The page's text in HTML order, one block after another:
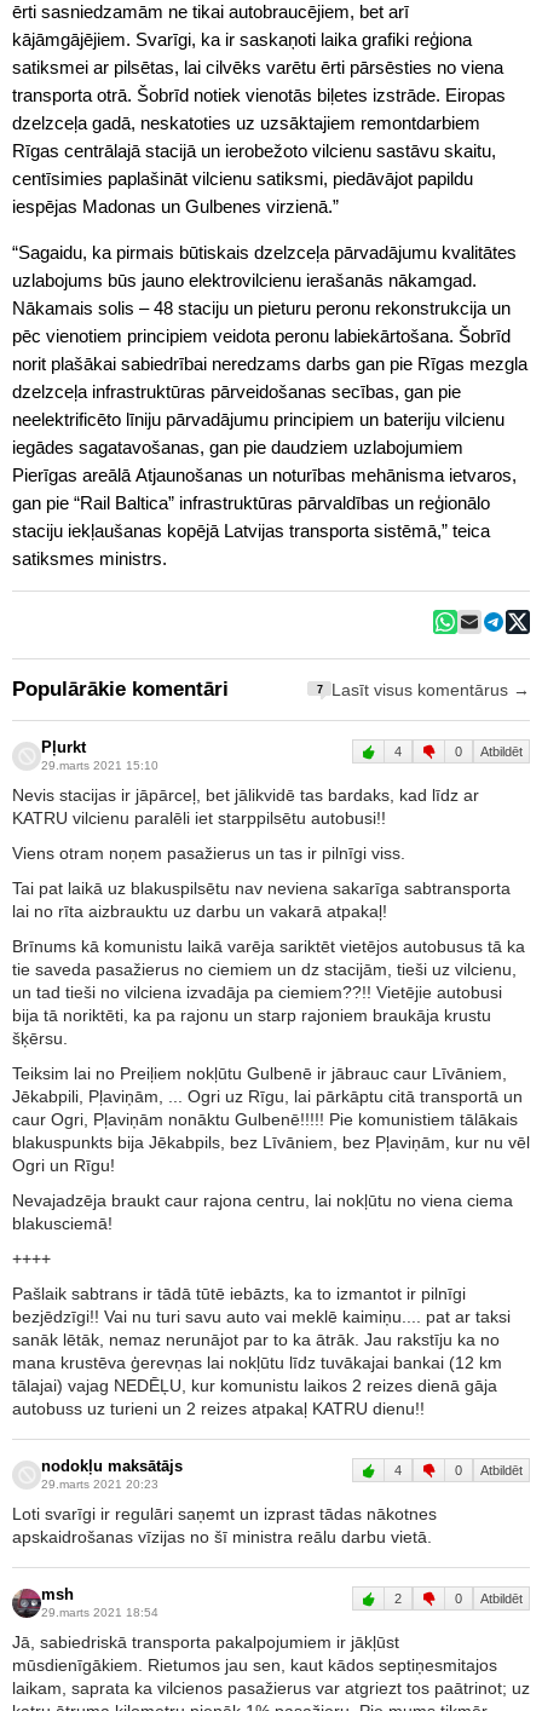
ērti sasniedzamām ne tikai autobraucējiem, bet arī
kājāmgājējiem. Svarīgi, ka ir saskaņoti laika grafiki reģiona
satiksmei ar pilsētas, lai cilvēks varētu ērti pārsēsties no viena
transporta otrā. Šobrīd notiek vienotās biļetes izstrāde. Eiropas
dzelzceļa gadā, neskatoties uz uzsāktajiem remontdarbiem
Rīgas centrālajā stacijā un ierobežoto vilcienu sastāvu skaitu,
centīsimies paplašināt vilcienu satiksmi, piedāvājot papildu
iespējas Madonas un Gulbenes virzienā.”
“Sagaidu, ka pirmais būtiskais dzelzceļa pārvadājumu kvalitātes
uzlabojums būs jauno elektrovilcienu ierašanās nākamgad.
Nākamais solis – 48 staciju un pieturu peronu rekonstrukcija un
pēc vienotiem principiem veidota peronu labiekārtošana. Šobrīd
norit plašākai sabiedrībai neredzams darbs gan pie Rīgas mezgla
dzelzceļa infrastruktūras pārveidošanas secības, gan pie
neelektrificēto līniju pārvadājumu principiem un bateriju vilcienu
iegādes sagatavošanas, gan pie daudziem uzlabojumiem
Pierīgas areālā Atjaunošanas un noturības mehānisma ietvaros,
gan pie “Rail Baltica” infrastruktūras pārvaldības un reģionālo
staciju iekļaušanas kopējā Latvijas transporta sistēmā,” teica
satiksmes ministrs.
Populārākie komentāri 7 Lasīt visus komentārus →
Pļurkt
29.marts 2021 15:10
4 0 Atbildēt
Nevis stacijas ir jāpārceļ, bet jālikvidē tas bardaks, kad līdz ar
KATRU vilcienu paralēli iet starppilsētu autobusi!!
Viens otram noņem pasažierus un tas ir pilnīgi viss.
Tai pat laikā uz blakuspilsētu nav neviena sakarīga sabtransporta
lai no rīta aizbrauktu uz darbu un vakarā atpakaļ!
Brīnums kā komunistu laikā varēja sariktēt vietējos autobusus tā ka
tie saveda pasažierus no ciemiem un dz stacijām, tieši uz vilcienu,
un tad tieši no vilciena izvadāja pa ciemiem??!! Vietējie autobusi
bija tā noriktēti, ka pa rajonu un starp rajoniem braukāja krustu
šķērsu.
Teiksim lai no Preiļiem nokļūtu Gulbenē ir jābrauc caur Līvāniem,
Jēkabpili, Pļaviņām, ... Ogri uz Rīgu, lai pārkāptu citā transportā un
caur Ogri, Pļaviņām nonāktu Gulbenē!!!!! Pie komunistiem tālākais
blakuspunkts bija Jēkabpils, bez Līvāniem, bez Pļaviņām, kur nu vēl
Ogri un Rīgu!
Nevajadzēja braukt caur rajona centru, lai nokļūtu no viena ciema
blakusciemā!
++++
Pašlaik sabtrans ir tādā tūtē iebāzts, ka to izmantot ir pilnīgi
bezjēdzīgi!! Vai nu turi savu auto vai meklē kaimiņu.... pat ar taksi
sanāk lētāk, nemaz nerunājot par to ka ātrāk. Jau rakstīju ka no
mana krustēva ģerevņas lai nokļūtu līdz tuvākajai bankai (12 km
tālajai) vajag NEDĒĻU, kur komunistu laikos 2 reizes dienā gāja
autobuss uz turieni un 2 reizes atpakaļ KATRU dienu!!
nodokļu maksātājs
29.marts 2021 20:23
4 0 Atbildēt
Loti svarīgi ir regulāri saņemt un izprast tādas nākotnes
apskaidrošanas vīzijas no šī ministra reālu darbu vietā.
msh
29.marts 2021 18:54
2 0 Atbildēt
Jā, sabiedriskā transporta pakalpojumiem ir jākļūst
mūsdienīgākiem. Rietumos jau sen, kaut kādos septiņesmitajos
laikam, saprata ka vilcienos pasažierus var atgriezt tos paātrinot; uz